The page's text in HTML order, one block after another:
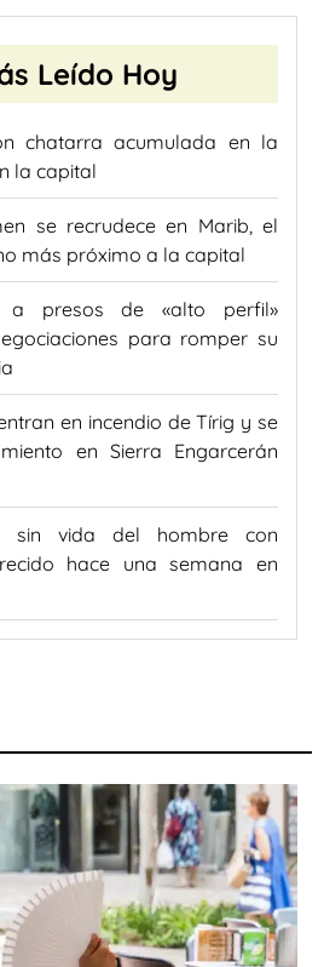
Leído Hoy
chatarra acumulada en la
la capital
se recrudece en Marib, el
más próximo a la capital
a presos de «alto perfil»
para romper su
en incendio de Tírig y se
en Sierra Engarcerán
sin vida del hombre con
hace una semana en